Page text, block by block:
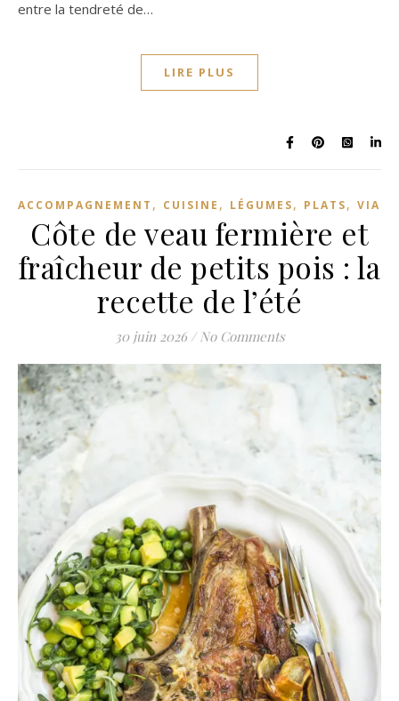
entre la tendreté de…
LIRE PLUS
ACCOMPAGNEMENT , CUISINE , LÉGUMES, PLATS,
Côte de veau fermière et
fraîcheur de petits pois : la
recette de l’été
30 juin 2026 / No Comments